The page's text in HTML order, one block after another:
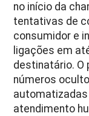
no início da
tentativas de
consumidor e
ligações em
destinatário. O
números
atendimento